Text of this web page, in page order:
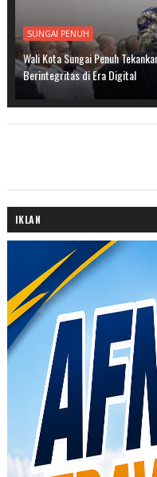
SUNGAI PENUH
Wali Kota Sungai Penuh
Berintegritas di Era Digital
IKLAN